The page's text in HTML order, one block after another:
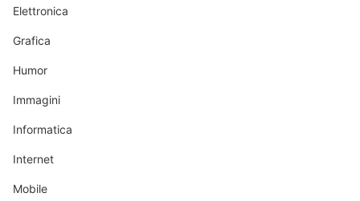
Elettronica
Grafica
Humor
Immagini
Informatica
Internet
Mobile